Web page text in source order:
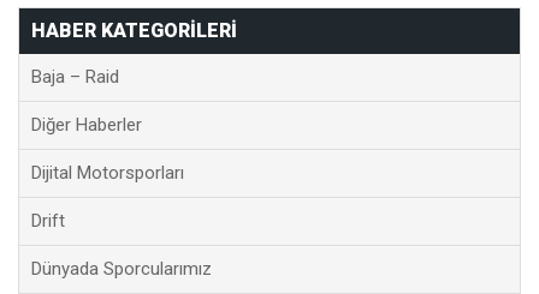
HABER KATEGORILERI
Baja – Raid
Diğer Haberler
Dijital Motorsporları
Drift
Dünyada Sporcularımız